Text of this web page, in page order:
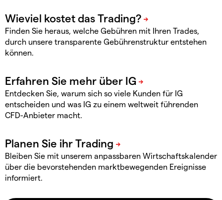
Finden Sie heraus, welche Gebühren mit Ihren Trades,
durch unsere transparente Gebührenstruktur entstehen
können.
Entdecken Sie, warum sich so viele Kunden für IG
entscheiden und was IG zu einem weltweit führenden
CFD-Anbieter macht.
Bleiben Sie mit unserem anpassbaren Wirtschaftskalender
über die bevorstehenden marktbewegenden Ereignisse
informiert.